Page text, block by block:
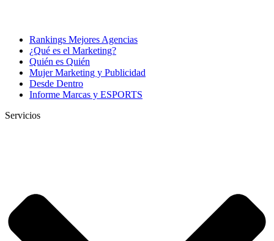
Rankings Mejores Agencias
¿Qué es el Marketing?
Quién es Quién
Mujer Marketing y Publicidad
Desde Dentro
Informe Marcas y ESPORTS
Servicios